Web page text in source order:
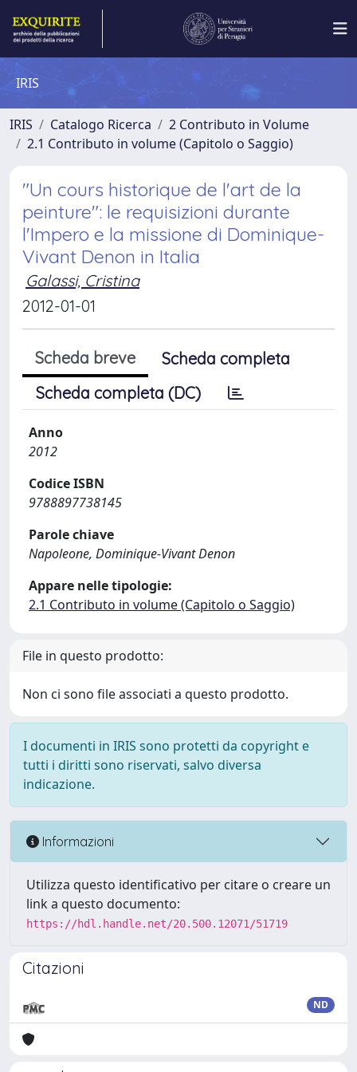
IRIS
IRIS Catalogo Ricerca
2 Contributo in Volume
2.1 Contributo in volume (Capitolo o Saggio)
"Un cours historique de l'art de la
peinture": le requisizioni durante
l'Impero e la missione di Dominique-
Vivant Denon in Italia
Galassi, Cristina
2012-01-01
Scheda breve
Scheda completa
Scheda completa (DC)
Anno
2012
Codice ISBN
9788897738145
Parole chiave
Napoleone, Dominique-Vivant Denon
Appare nelle tipologie:
2.1 Contributo in volume (Capitolo o Saggio)
File in questo prodotto:
Non ci sono file associati a questo prodotto.
I documenti in IRIS sono protetti da copyright e
tutti i diritti sono riservati, salvo diversa
indicazione.
Informazioni
Utilizza questo identificativo per citare o creare un
link a questo documento:
https://hdl.handle.net/20.500.12071/51719
Citazioni
ND